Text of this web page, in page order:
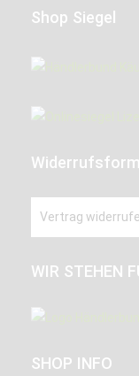
Shop Siegel
Vertrag
WIR STEHEN
SHOP INFO